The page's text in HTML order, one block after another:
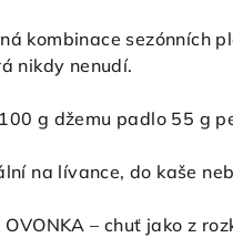
kombinace sezónních
nikdy nenudí.
g džemu padlo 55 g
na lívance, do kaše
OVONKA – chuť jako z